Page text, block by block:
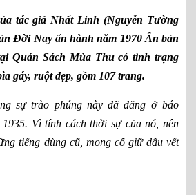
tác giả Nhất Linh (Nguyễn Tường
Đời Nay ấn hành năm 1970 Ấn bản
Quán Sách Mùa Thu có tình trạng
gáy, ruột đẹp, gồm 107 trang.
sự trào phúng này đã đăng ở báo
Vì tính cách thời sự của nó, nên
tiếng dùng cũ, mong cố giữ dấu vết